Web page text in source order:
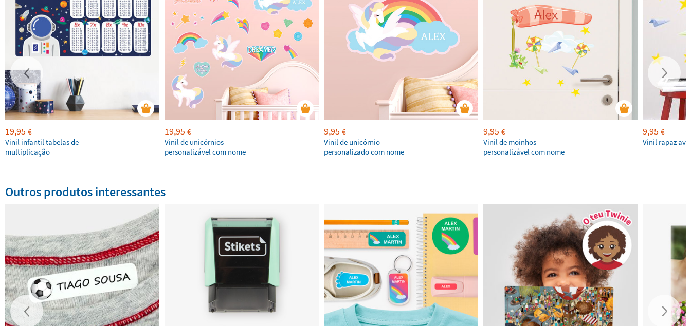
19,95 €
Vinil infantil tabelas de
multiplicação
19,95 €
Vinil de unicórnios
personalizável com nome
9,95 €
Vinil de unicórnio
personalizado com nome
9,95 €
Vinil de moinhos
personalizável com nome
9,95 €
Vinil rapaz
Outros produtos interessantes